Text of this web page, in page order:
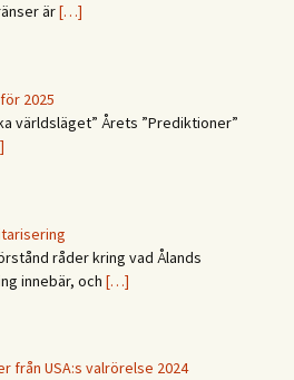
är[…]
2025
världsläget” Årets ”Prediktioner”
råder kring vad Ålands
innebär, och […]
från USA:s valrörelse 2024